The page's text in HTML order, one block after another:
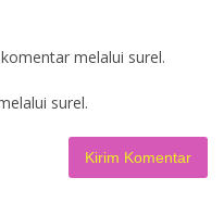
melalui surel.
surel.